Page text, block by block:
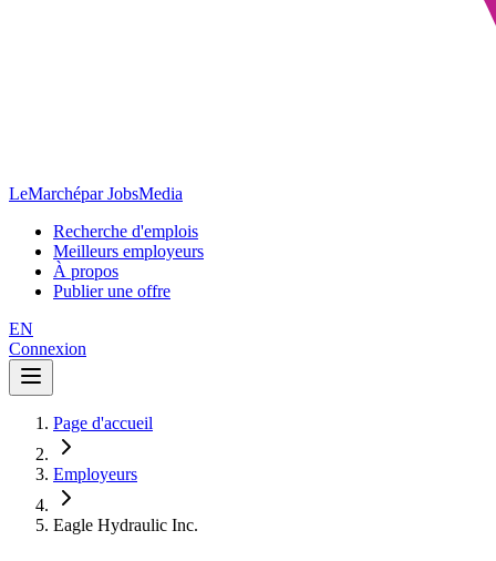
LeMarchépar JobsMedia
Recherche d'emplois
Meilleurs employeurs
À propos
Publier une offre
EN
Connexion
Page d'accueil
Employeurs
Eagle Hydraulic Inc.